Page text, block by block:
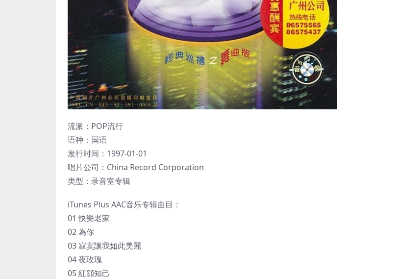
流派：POP流行
语种：国语
发行时间：1997-01-01
唱片公司：China Record Corporation
类型：录音室专辑
iTunes Plus AAC音乐专辑曲目：
01 快樂老家
02 為你
03 寂寞讓我如此美麗
04 夜玫瑰
05 紅顔知己